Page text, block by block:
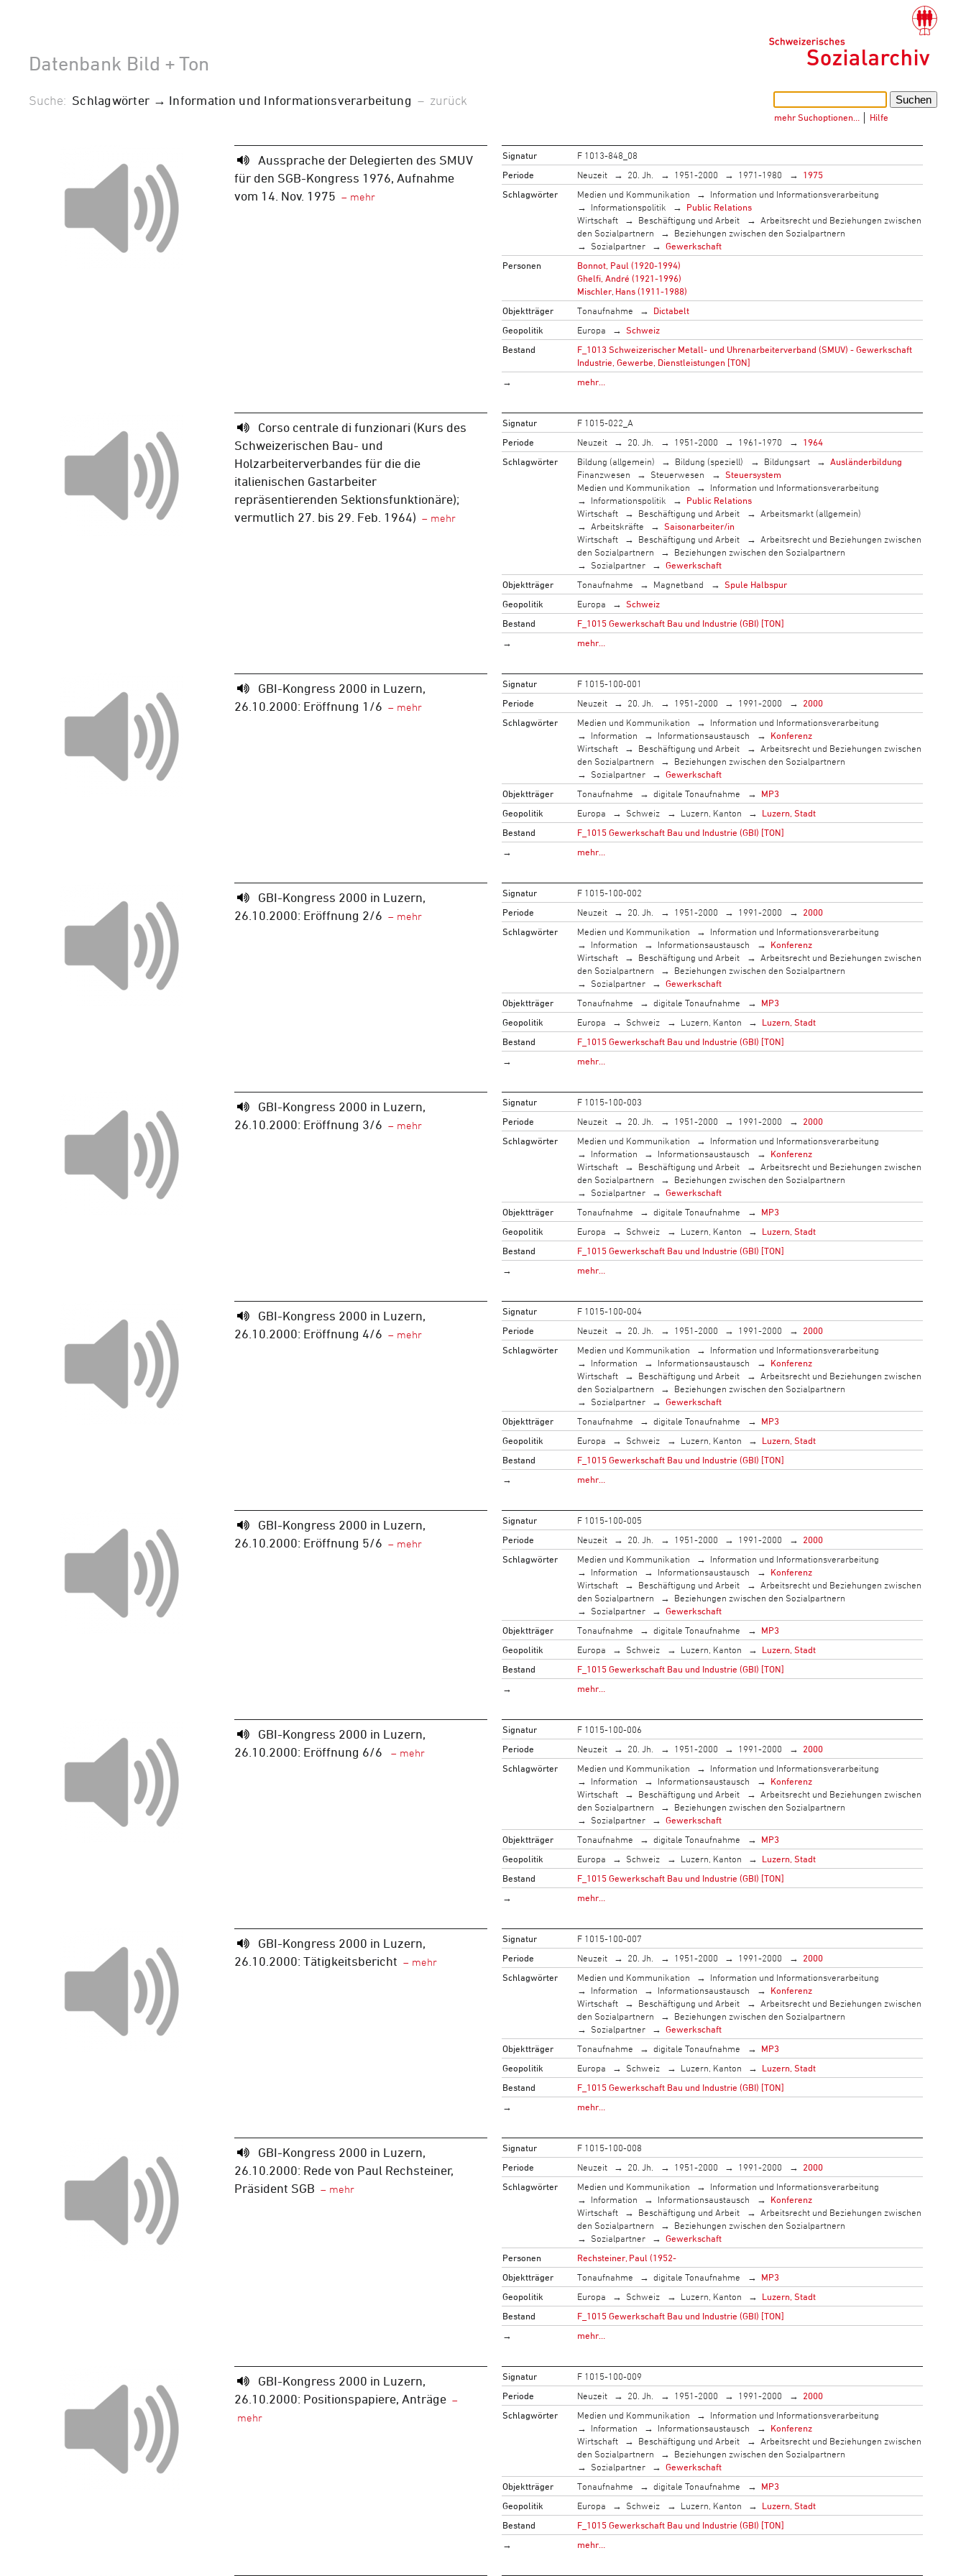
Datenbank Bild + Ton
mehr Suchoptionen… Hilfe
Suche: Schlagwörter → Information und Informationsverarbeitung – zurück
Aussprache der Delegierten des SMUV
für den SGB-Kongress 1976, Aufnahme
vom 14. Nov. 1975
Signatur
F 1013-848_08
Periode
Neuzeit 20. Jh. 1951-2000 1971-1980
1975
Schlagwörter
Medien und Kommunikation
Information und Informationsverarbeitung
Informationspolitik
Public Relations
Wirtschaft
Beschäftigung und Arbeit
Arbeitsrecht und Beziehungen zwischen
den Sozialpartnern
Beziehungen zwischen den Sozialpartnern
Sozialpartner
Gewerkschaft
Personen
Bonnot, Paul (1920-1994)
Ghelfi, André (1921-1996)
Mischler, Hans (1911-1988)
Objektträger
Tonaufnahme
Dictabelt
Geopolitik
Europa
Schweiz
Bestand
F_1013 Schweizerischer Metall- und Uhrenarbeiterverband (SMUV) - Gewerkschaft
Industrie, Gewerbe, Dienstleistungen [TON]
→
mehr…
Corso centrale di funzionari (Kurs des
Schweizerischen Bau- und
Holzarbeiterverbandes für die die
italienischen Gastarbeiter
repräsentierenden Sektionsfunktionäre);
vermutlich 27. bis 29. Feb. 1964)
Signatur
F 1015-022_A
Periode
Neuzeit 20. Jh. 1951-2000 1961-1970
1964
Schlagwörter
Bildung (allgemein) Bildung (speziell) Bildungsart
Ausländerbildung
Finanzwesen
Steuerwesen
Steuersystem
Medien und Kommunikation
Information und Informationsverarbeitung
Informationspolitik
Public Relations
Wirtschaft
Beschäftigung und Arbeit
Arbeitsmarkt (allgemein)
Arbeitskräfte
Saisonarbeiter/in
Wirtschaft
Beschäftigung und Arbeit
Arbeitsrecht und Beziehungen zwischen
den Sozialpartnern
Beziehungen zwischen den Sozialpartnern
Sozialpartner
Gewerkschaft
Objektträger
Tonaufnahme Magnetband
Spule Halbspur
Geopolitik
Europa
Schweiz
Bestand
F_1015 Gewerkschaft Bau und Industrie (GBI) [TON]
→
mehr…
GBI-Kongress 2000 in Luzern,
26.10.2000: Eröffnung 1/6
Signatur
F 1015-100-001
Periode
Neuzeit 20. Jh. 1951-2000 1991-2000
2000
Schlagwörter
Medien und Kommunikation
Information und Informationsverarbeitung
Information
Informationsaustausch
Konferenz
Wirtschaft
Beschäftigung und Arbeit
Arbeitsrecht und Beziehungen zwischen
den Sozialpartnern
Beziehungen zwischen den Sozialpartnern
Sozialpartner
Gewerkschaft
Objektträger
Tonaufnahme digitale Tonaufnahme
MP3
Geopolitik
Europa Schweiz Luzern, Kanton
Luzern, Stadt
Bestand
F_1015 Gewerkschaft Bau und Industrie (GBI) [TON]
→
mehr…
GBI-Kongress 2000 in Luzern,
26.10.2000: Eröffnung 2/6
Signatur
F 1015-100-002
Periode
Neuzeit 20. Jh. 1951-2000 1991-2000
2000
Schlagwörter
Medien und Kommunikation
Information und Informationsverarbeitung
Information
Informationsaustausch
Konferenz
Wirtschaft
Beschäftigung und Arbeit
Arbeitsrecht und Beziehungen zwischen
den Sozialpartnern
Beziehungen zwischen den Sozialpartnern
Sozialpartner
Gewerkschaft
Objektträger
Tonaufnahme digitale Tonaufnahme
MP3
Geopolitik
Europa Schweiz Luzern, Kanton
Luzern, Stadt
Bestand
F_1015 Gewerkschaft Bau und Industrie (GBI) [TON]
→
mehr…
GBI-Kongress 2000 in Luzern,
26.10.2000: Eröffnung 3/6
Signatur
F 1015-100-003
Periode
Neuzeit 20. Jh. 1951-2000 1991-2000
2000
Schlagwörter
Medien und Kommunikation
Information und Informationsverarbeitung
Information
Informationsaustausch
Konferenz
Wirtschaft
Beschäftigung und Arbeit
Arbeitsrecht und Beziehungen zwischen
den Sozialpartnern
Beziehungen zwischen den Sozialpartnern
Sozialpartner
Gewerkschaft
Objektträger
Tonaufnahme digitale Tonaufnahme
MP3
Geopolitik
Europa Schweiz Luzern, Kanton
Luzern, Stadt
Bestand
F_1015 Gewerkschaft Bau und Industrie (GBI) [TON]
→
mehr…
GBI-Kongress 2000 in Luzern,
26.10.2000: Eröffnung 4/6
Signatur
F 1015-100-004
Periode
Neuzeit 20. Jh. 1951-2000 1991-2000
2000
Schlagwörter
Medien und Kommunikation
Information und Informationsverarbeitung
Information
Informationsaustausch
Konferenz
Wirtschaft
Beschäftigung und Arbeit
Arbeitsrecht und Beziehungen zwischen
den Sozialpartnern
Beziehungen zwischen den Sozialpartnern
Sozialpartner
Gewerkschaft
Objektträger
Tonaufnahme digitale Tonaufnahme
MP3
Geopolitik
Europa Schweiz Luzern, Kanton
Luzern, Stadt
Bestand
F_1015 Gewerkschaft Bau und Industrie (GBI) [TON]
→
mehr…
GBI-Kongress 2000 in Luzern,
26.10.2000: Eröffnung 5/6
Signatur
F 1015-100-005
Periode
Neuzeit 20. Jh. 1951-2000 1991-2000
2000
Schlagwörter
Medien und Kommunikation
Information und Informationsverarbeitung
Information
Informationsaustausch
Konferenz
Wirtschaft
Beschäftigung und Arbeit
Arbeitsrecht und Beziehungen zwischen
den Sozialpartnern
Beziehungen zwischen den Sozialpartnern
Sozialpartner
Gewerkschaft
Objektträger
Tonaufnahme digitale Tonaufnahme
MP3
Geopolitik
Europa Schweiz Luzern, Kanton
Luzern, Stadt
Bestand
F_1015 Gewerkschaft Bau und Industrie (GBI) [TON]
→
mehr…
GBI-Kongress 2000 in Luzern,
26.10.2000: Eröffnung 6/6
Signatur
F 1015-100-006
Periode
Neuzeit 20. Jh. 1951-2000 1991-2000
2000
Schlagwörter
Medien und Kommunikation
Information und Informationsverarbeitung
Information
Informationsaustausch
Konferenz
Wirtschaft
Beschäftigung und Arbeit
Arbeitsrecht und Beziehungen zwischen
den Sozialpartnern
Beziehungen zwischen den Sozialpartnern
Sozialpartner
Gewerkschaft
Objektträger
Tonaufnahme digitale Tonaufnahme
MP3
Geopolitik
Europa Schweiz Luzern, Kanton
Luzern, Stadt
Bestand
F_1015 Gewerkschaft Bau und Industrie (GBI) [TON]
→
mehr…
GBI-Kongress 2000 in Luzern,
26.10.2000: Tätigkeitsbericht
Signatur
F 1015-100-007
Periode
Neuzeit 20. Jh. 1951-2000 1991-2000
2000
Schlagwörter
Medien und Kommunikation
Information und Informationsverarbeitung
Information
Informationsaustausch
Konferenz
Wirtschaft
Beschäftigung und Arbeit
Arbeitsrecht und Beziehungen zwischen
den Sozialpartnern
Beziehungen zwischen den Sozialpartnern
Sozialpartner
Gewerkschaft
Objektträger
Tonaufnahme digitale Tonaufnahme
MP3
Geopolitik
Europa Schweiz Luzern, Kanton
Luzern, Stadt
Bestand
F_1015 Gewerkschaft Bau und Industrie (GBI) [TON]
→
mehr…
GBI-Kongress 2000 in Luzern,
26.10.2000: Rede von Paul Rechsteiner,
Präsident SGB
Signatur
F 1015-100-008
Periode
Neuzeit 20. Jh. 1951-2000 1991-2000
2000
Schlagwörter
Medien und Kommunikation
Information und Informationsverarbeitung
Information
Informationsaustausch
Konferenz
Wirtschaft
Beschäftigung und Arbeit
Arbeitsrecht und Beziehungen zwischen
den Sozialpartnern
Beziehungen zwischen den Sozialpartnern
Sozialpartner
Gewerkschaft
Personen
Rechsteiner, Paul (1952-
Objektträger
Tonaufnahme digitale Tonaufnahme
MP3
Geopolitik
Europa Schweiz Luzern, Kanton
Luzern, Stadt
Bestand
F_1015 Gewerkschaft Bau und Industrie (GBI) [TON]
→
mehr…
GBI-Kongress 2000 in Luzern,
26.10.2000: Positionspapiere, Anträge
Signatur
F 1015-100-009
Periode
Neuzeit 20. Jh. 1951-2000 1991-2000
2000
Schlagwörter
Medien und Kommunikation
Information und Informationsverarbeitung
Information
Informationsaustausch
Konferenz
Wirtschaft
Beschäftigung und Arbeit
Arbeitsrecht und Beziehungen zwischen
den Sozialpartnern
Beziehungen zwischen den Sozialpartnern
Sozialpartner
Gewerkschaft
Objektträger
Tonaufnahme digitale Tonaufnahme
MP3
Geopolitik
Europa Schweiz Luzern, Kanton
Luzern, Stadt
Bestand
F_1015 Gewerkschaft Bau und Industrie (GBI) [TON]
→
mehr…